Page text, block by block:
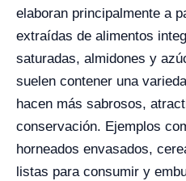
elaboran principalmente a
extraídas de alimentos
saturadas, almidones y
suelen contener una
hacen más sabrosos,
conservación. Ejemplos
horneados envasados,
listas para consumir y